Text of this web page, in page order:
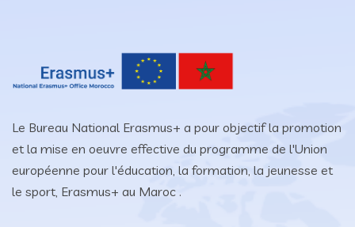
Le Bureau National Erasmus+ a pour objectif la promotion
et la mise en oeuvre effective du programme de l'Union
européenne pour l'éducation, la formation, la jeunesse et
le sport, Erasmus+ au Maroc .